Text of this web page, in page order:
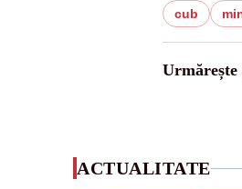
cub
Urmărește
ACTUALITATE